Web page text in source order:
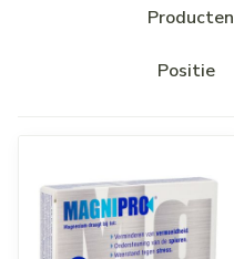
Producten
Sorteer op: